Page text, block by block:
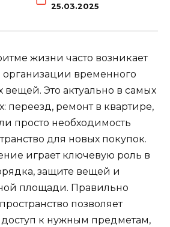
25.03.2025
жизни часто возникает
организации временного
Это актуально в самых
переезд, ремонт в квартире,
просто необходимость
для новых покупок.
играет ключевую роль в
защите вещей и
площади. Правильно
позволяет
доступ к нужным предметам,